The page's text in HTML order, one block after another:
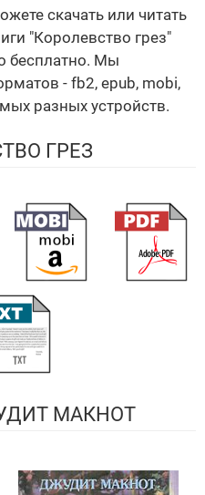
скачать или читать
"Королевство грез"
бесплатно. Мы
- fb2, epub, mobi,
разных устройств.
ГРЕЗ
МАКНОТ